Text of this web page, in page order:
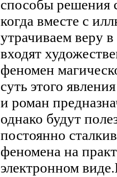
способы решения
когда вместе с
утрачиваем веру
входят
феномен
суть этого
и роман
однако будут
постоянно
феномена на
электронном